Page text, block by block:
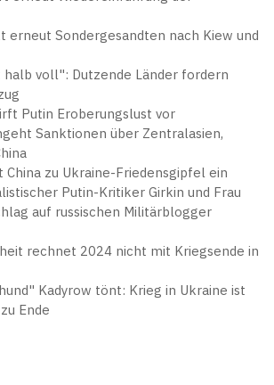
erneut Sondergesandten nach Kiew und
halb voll": Dutzende Länder fordern
Putin Eroberungslust vor
Sanktionen über Zentralasien,
China zu Ukraine-Friedensgipfel ein
Putin-Kritiker Girkin und Frau
auf russischen Militärblogger
rechnet 2024 nicht mit Kriegsende in
Kadyrow tönt: Krieg in Ukraine ist
Ende